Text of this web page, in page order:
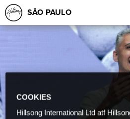
SÃO PAULO
COOKIES
Hillsong International Ltd atf